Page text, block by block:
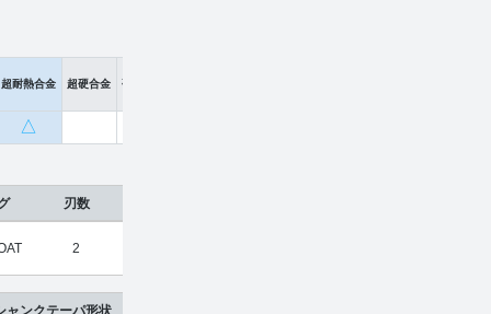
超耐熱合金 超硬合金 硬脆材
△
刃数
2
ャンクテーパ形状